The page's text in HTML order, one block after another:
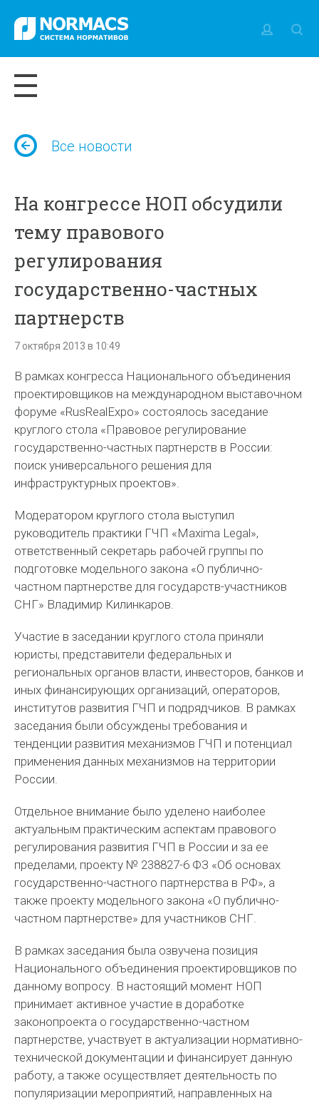
Все новости
На конгрессе НОП обсудили
тему правового
регулирования
государственно-частных
партнерств
7 октября 2013 в 10:49
В рамках конгресса Национального объединения
проектировщиков на международном выставочном
форуме «RusRealExpo» состоялось заседание
круглого стола «Правовое регулирование
государственно-частных партнерств в России:
поиск универсального решения для
инфраструктурных проектов».
Модератором круглого стола выступил
руководитель практики ГЧП «Maxima Legal»,
ответственный секретарь рабочей группы по
подготовке модельного закона «О публично-
частном партнерстве для государств-участников
СНГ» Владимир Килинкаров.
Участие в заседании круглого стола приняли
юристы, представители федеральных и
региональных органов власти, инвесторов, банков и
иных финансирующих организаций, операторов,
институтов развития ГЧП и подрядчиков. В рамках
заседания были обсуждены требования и
тенденции развития механизмов ГЧП и потенциал
применения данных механизмов на территории
России.
Отдельное внимание было уделено наиболее
актуальным практическим аспектам правового
регулирования развития ГЧП в России и за ее
пределами, проекту № 238827-6 ФЗ «Об основах
государственно-частного партнерства в РФ», а
также проекту модельного закона «О публично-
частном партнерстве» для участников СНГ.
В рамках заседания была озвучена позиция
Национального объединения проектировщиков по
данному вопросу. В настоящий момент НОП
принимает активное участие в доработке
законопроекта о государственно-частном
партнерстве, участвует в актуализации нормативно-
технической документации и финансирует данную
работу, а также осуществляет деятельность по
популяризации мероприятий, направленных на